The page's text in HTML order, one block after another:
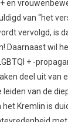
en
van “het
vervolgd, is
Daarnaast wil
+ -
deel uit van
van de
Kremlin is